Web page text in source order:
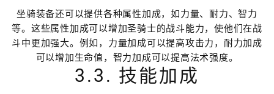
坐骑装备还可以提供各种属性加成，如力量、耐力、智力
等。这些属性加成可以增加圣骑士的战斗能力，使他们在战
斗中更加强大。例如，力量加成可以提高攻击力，耐力加成
可以增加生命值，智力加成可以提高法术强度。
3.3. 技能加成